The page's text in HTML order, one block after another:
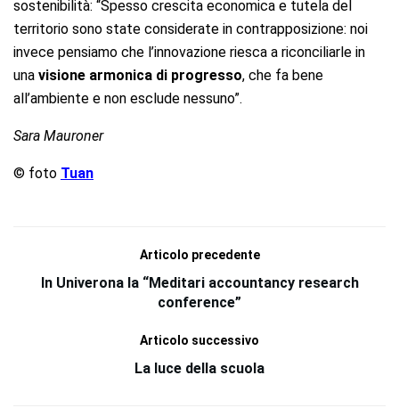
sostenibilità: “Spesso crescita economica e tutela del
territorio sono state considerate in contrapposizione: noi
invece pensiamo che l’innovazione riesca a riconciliarle in
una visione armonica di progresso, che fa bene
all’ambiente e non esclude nessuno”.
Sara Mauroner
© foto Tuan
Articolo precedente
In Univerona la “Meditari accountancy research
conference”
Articolo successivo
La luce della scuola